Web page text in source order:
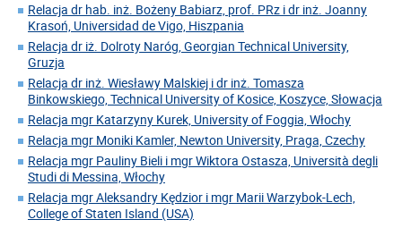
Relacja dr hab. inż. Bożeny Babiarz, prof. PRz i dr inż. Joanny
Krasoń, Universidad de Vigo, Hiszpania
Relacja dr iż. Dolroty Naróg, Georgian Technical University,
Gruzja
Relacja dr inż. Wiesławy Malskiej i dr inż. Tomasza
Binkowskiego, Technical University of Kosice, Koszyce, Słowacja
Relacja mgr Katarzyny Kurek, University of Foggia, Włochy
Relacja mgr Moniki Kamler, Newton University, Praga, Czechy
Relacja mgr Pauliny Bieli i mgr Wiktora Ostasza, Università degli
Studi di Messina, Włochy
Relacja mgr Aleksandry Kędzior i mgr Marii Warzybok-Lech,
College of Staten Island (USA)